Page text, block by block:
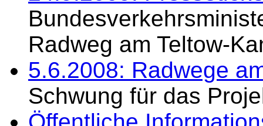
Radweg am Teltow-
5.6.2008: Radwege
Schwung für das